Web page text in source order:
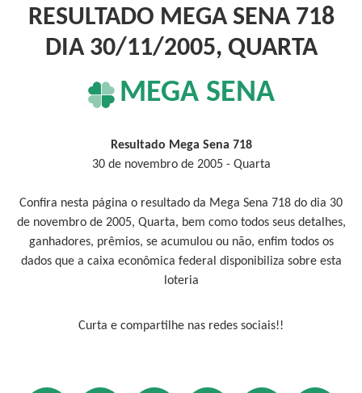
RESULTADO MEGA SENA 718
DIA 30/11/2005, QUARTA
MEGA SENA
Resultado Mega Sena 718
30 de novembro de 2005 - Quarta
Confira nesta página o resultado da Mega Sena 718 do dia 30
de novembro de 2005, Quarta, bem como todos seus detalhes,
ganhadores, prêmios, se acumulou ou não, enfim todos os
dados que a caixa econômica federal disponibiliza sobre esta
loteria
Curta e compartilhe nas redes sociais!!